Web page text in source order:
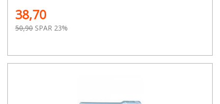
38,70
50,90 SPAR 23%